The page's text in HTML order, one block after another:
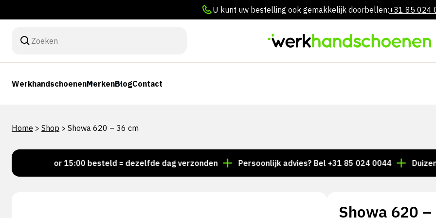
U kunt uw bestelling ook gemakkelijk doorbellen:+31 85 024
WerkhandschoenenMerkenBlogContact
Home > Shop > Showa 620 – 36 cm
Voor 15:00 besteld = dezelfde dag verzonden Persoonlijk advies? Bel +31 85 024 0044 Duizenden
Showa 620 –